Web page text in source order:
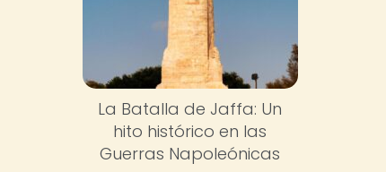
La Batalla de Jaffa: Un
hito histórico en las
Guerras Napoleónicas